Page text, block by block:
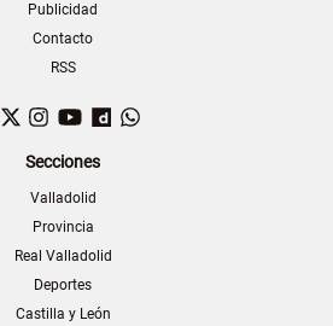
Publicidad
Contacto
RSS
Facebook
TwitterInstagram
YouTubeDailymotion
Secciones
Valladolid
Provincia
Real Valladolid
Deportes
Castilla y León